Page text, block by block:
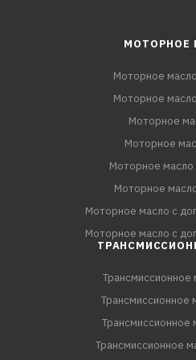
МОТОРНОЕ
Моторное
Моторное
Моторное
Моторное
Моторное масло
Моторное
Моторное масло с
Моторное масло с
Трансмиссионное
Трансмиссионное
Трансмиссионное
Трансмиссионное